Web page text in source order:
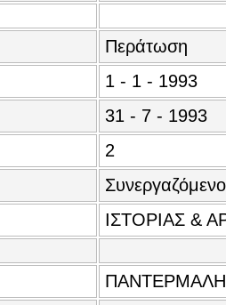
Περάτωση
1 - 1 - 1993
31 - 7 - 1993
2
ΙΣΤΟΡΙΑΣ &